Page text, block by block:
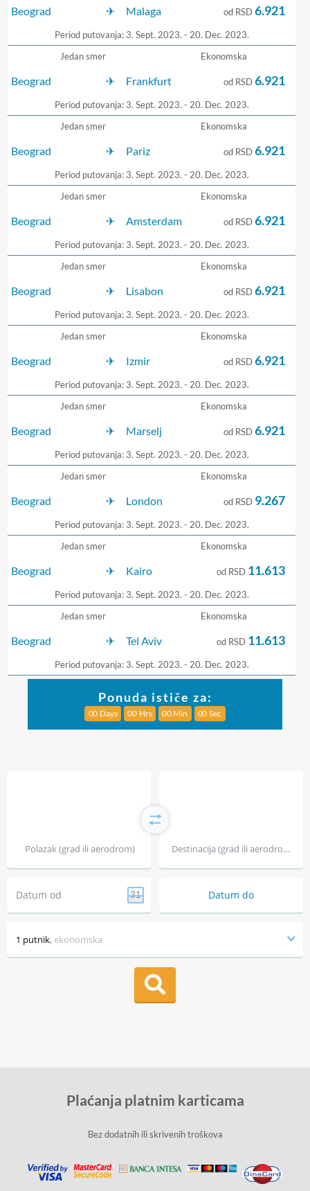
Beograd Malaga
Period putovanja: 3. Sept. 2023. - 20. Dec. 2023.
od RSD6.921
Jedan smer
Beograd Frankfurt
Ekonomska
Period putovanja: 3. Sept. 2023. - 20. Dec. 2023.
od RSD6.921
Jedan smer
Beograd Pariz
Ekonomska
Period putovanja: 3. Sept. 2023. - 20. Dec. 2023.
od RSD6.921
Jedan smer
Beograd Amsterdam
Ekonomska
Period putovanja: 3. Sept. 2023. - 20. Dec. 2023.
od RSD6.921
Jedan smer
Beograd Lisabon
Ekonomska
Period putovanja: 3. Sept. 2023. - 20. Dec. 2023.
od RSD6.921
Jedan smer
Beograd Izmir
Ekonomska
Period putovanja: 3. Sept. 2023. - 20. Dec. 2023.
od RSD6.921
Jedan smer
Beograd Marselj
Ekonomska
Period putovanja: 3. Sept. 2023. - 20. Dec. 2023.
od RSD6.921
Jedan smer
Beograd London
Ekonomska
Period putovanja: 3. Sept. 2023. - 20. Dec. 2023.
od RSD 9.267
Jedan smer
Beograd Kairo
Ekonomska
Period putovanja: 3. Sept. 2023. - 20. Dec. 2023.
od RSD 11.613
Jedan smer
Beograd Tel Aviv
Ekonomska
Period putovanja: 3. Sept. 2023. - 20. Dec. 2023.
od RSD 11.613
Ponuda ističe za:
00 Days 00 Hrs 00 Min 00 Sec
Polazak (grad ili aerodrom) Destinacija (grad ili aerodrom)
Datum od 31 Datum do
1 putnik, ekonomska
Plaćanja platnim karticama
Bez dodatnih ili skrivenih troškova